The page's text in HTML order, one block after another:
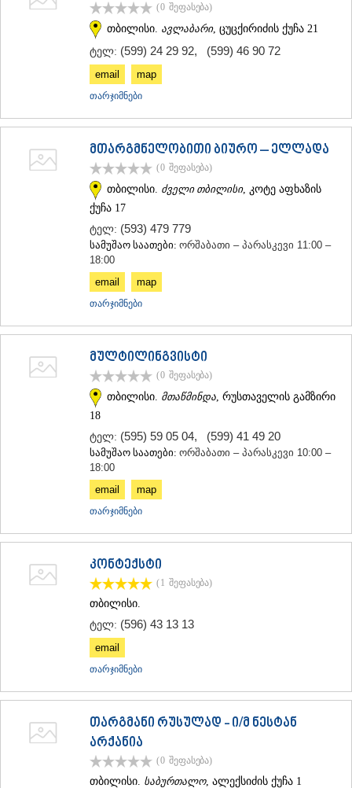
(0 შეფასება)
თბილისი. ავლაბარი, ცუცქირიძის ქუჩა 21
ტელ: (599) 24 29 92, (599) 46 90 72
email map
თარჯიმნები
მთარგმნელობითი ბიურო – ელლადა
(0 შეფასება)
თბილისი. ძველი თბილისი, კოტე აფხაზის
ქუჩა 17
ტელ: (593) 479 779
სამუშაო საათები: ორშაბათი – პარასკევი 11:00 –
18:00
email
map
თარჯიმნები
მულტილინგვისტი
(0 შეფასება)
თბილისი. მთაწმინდა , რუსთაველის გამზირი
18
ტელ: (595) 59 05 04, (599) 41 49 20
სამუშაო საათები: ორშაბათი – პარასკევი 10:00 –
18:00
email
map
თარჯიმნები
კონტექსტი
(1 შეფასება)
თბილისი.
ტელ: (596) 43 13 13
email
თარჯიმნები
თარგმანი რუსულად - ი/მ ნესტან
არქანია
(0 შეფასება)
თბილისი. საბურთალო, ალექსიძის ქუჩა 1